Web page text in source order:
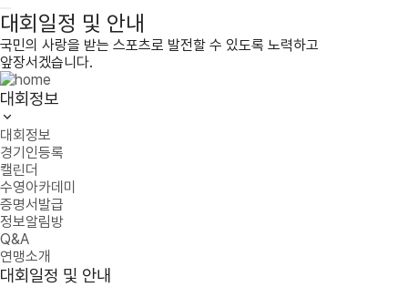
대회일정 및 안내
국민의 사랑을 받는 스포츠로 발전할 수 있도록 노력하고
앞장서겠습니다.
대회정보
대회정보
경기인등록
캘린더
수영아카데미
증명서발급
정보알림방
Q&A
연맹소개
대회일정 및 안내